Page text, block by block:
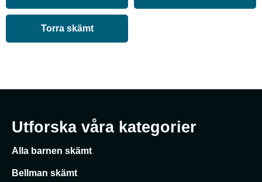
Torra skämt
Utforska våra kategorier
Alla barnen skämt
Bellman skämt